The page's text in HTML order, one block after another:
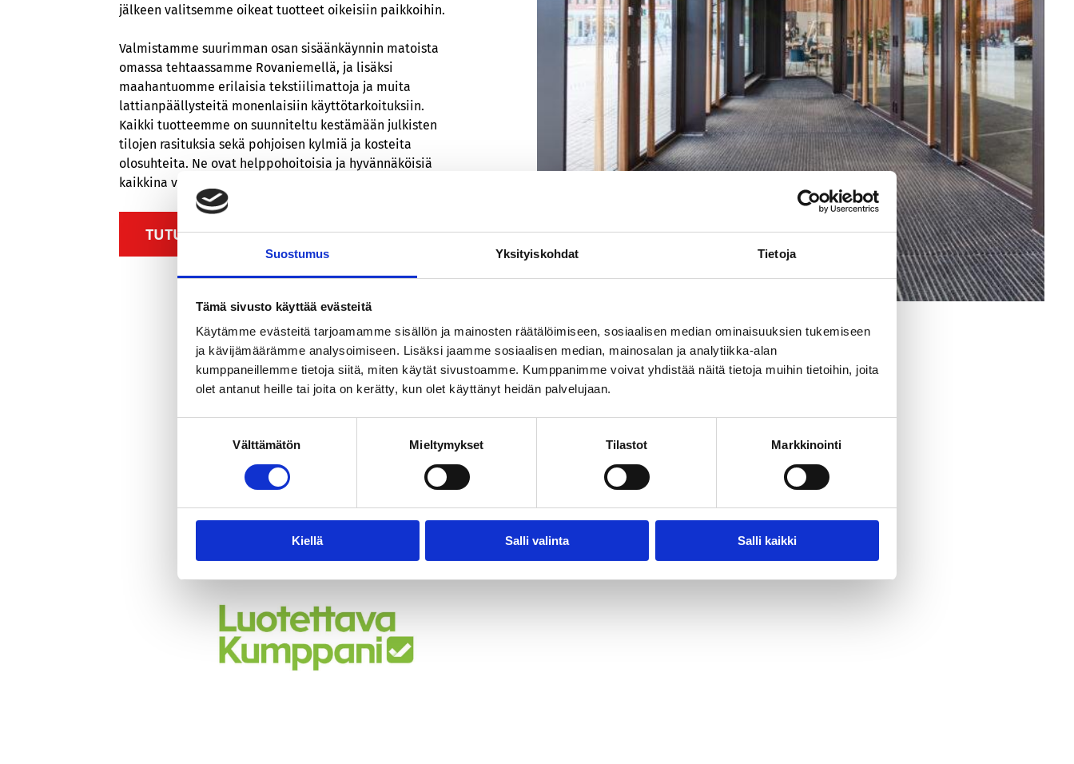
Suostumus Yksityiskohdat Tietoja
Tämä sivusto käyttää evästeitä
Käytämme evästeitä tarjoamamme sisällön ja mainosten räätälöimiseen, sosiaalisen median ominaisuuksien tukemiseen
ja kävijämäärämme analysoimiseen. Lisäksi jaamme sosiaalisen median, mainosalan ja analytiikka-alan
kumppaneillemme tietoja siitä, miten käytät sivustoamme. Kumppanimme voivat yhdistää näitä tietoja muihin tietoihin, joita
olet antanut heille tai joita on kerätty, kun olet käyttänyt heidän palvelujaan.
Välttämätön Mieltymykset Tilastot Markkinointi
Kiellä Salli valinta Salli kaikki
jälkeen valitsemme oikeat tuotteet oikeisiin paikkoihin.
Valmistamme suurimman osan sisäänkäynnin matoista
omassa tehtaassamme Rovaniemellä, ja lisäksi
maahantuomme erilaisia tekstiilimattoja ja muita
lattianpäällysteitä monenlaisiin käyttötarkoituksiin.
Kaikki tuotteemme on suunniteltu kestämään julkisten
tilojen rasituksia sekä pohjoisen kylmiä ja kosteita
olosuhteita. Ne ovat helppohoitoisia ja hyvännäköisiä
kaikkina vuodenaikoina.
TUTUSTU TUOTTEISIIN
Täydellinen paketti alusta loppuun
Meiltä saat täydellisen palvelupaketin alusta loppuun saakka. Perheyrityksenä keskitymme toimituksien
joustavuuteen ja nopeuteen. Otamme vastuun jokaisesta projektista, ja hinnoittelemme ne joustavasti
laajuuden mukaan.